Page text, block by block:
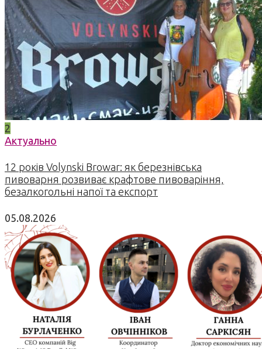
2
Актуально
12 років Volynski Browar: як березнівська
пивоварня розвиває крафтове пивоваріння,
безалкогольні напої та експорт
05.08.2026